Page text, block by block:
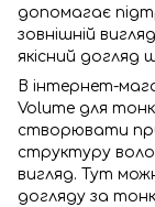
допомагає
зовнішній
якісний догляд
В інтернет-
Volume для
створювати
структуру
вигляд. Тут
догляду за